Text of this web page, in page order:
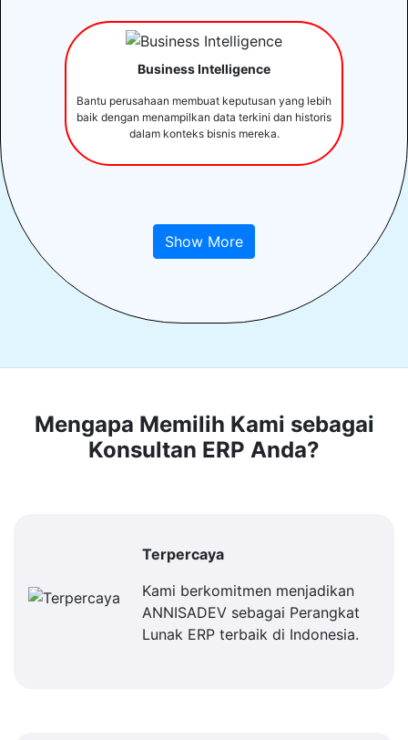
Business Intelligence
Bantu perusahaan membuat keputusan yang lebih
baik dengan menampilkan data terkini dan historis
dalam konteks bisnis mereka.
Show More
Mengapa Memilih Kami sebagai
Konsultan ERP Anda?
Terpercaya
Kami berkomitmen menjadikan
ANNISADEV sebagai Perangkat
Lunak ERP terbaik di Indonesia.